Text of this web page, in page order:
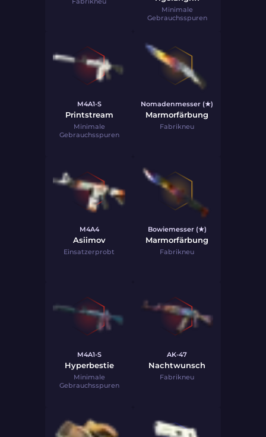
Minimale
Gebrauchsspuren
M4A1-S
Printstream
Minimale
Gebrauchsspuren
Nomadenmesser (★)
Marmorfärbung
Fabrikneu
M4A4
Asiimov
Einsatzerprobt
Bowiemesser (★)
Marmorfärbung
Fabrikneu
M4A1-S
Hyperbestie
Minimale
Gebrauchsspuren
AK-47
Nachtwunsch
Fabrikneu